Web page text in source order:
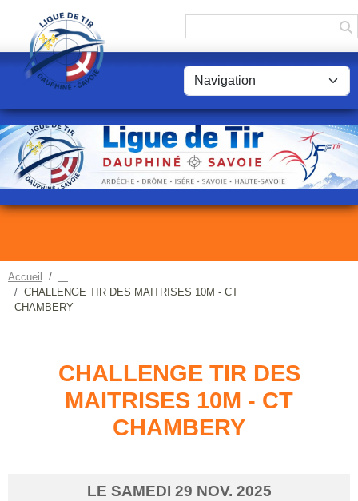
Accueil
CHALLENGE TIR DES MAITRISES 10M - CT
CHAMBERY
CHALLENGE TIR DES
MAITRISES 10M - CT
CHAMBERY
LE SAMEDI 29 NOV. 2025
Panneau de gestion des cookies